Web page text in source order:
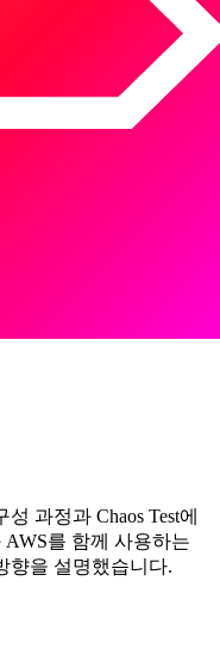
과정과 Chaos Test에
를 함께 사용하는
향을 설명했습니다.